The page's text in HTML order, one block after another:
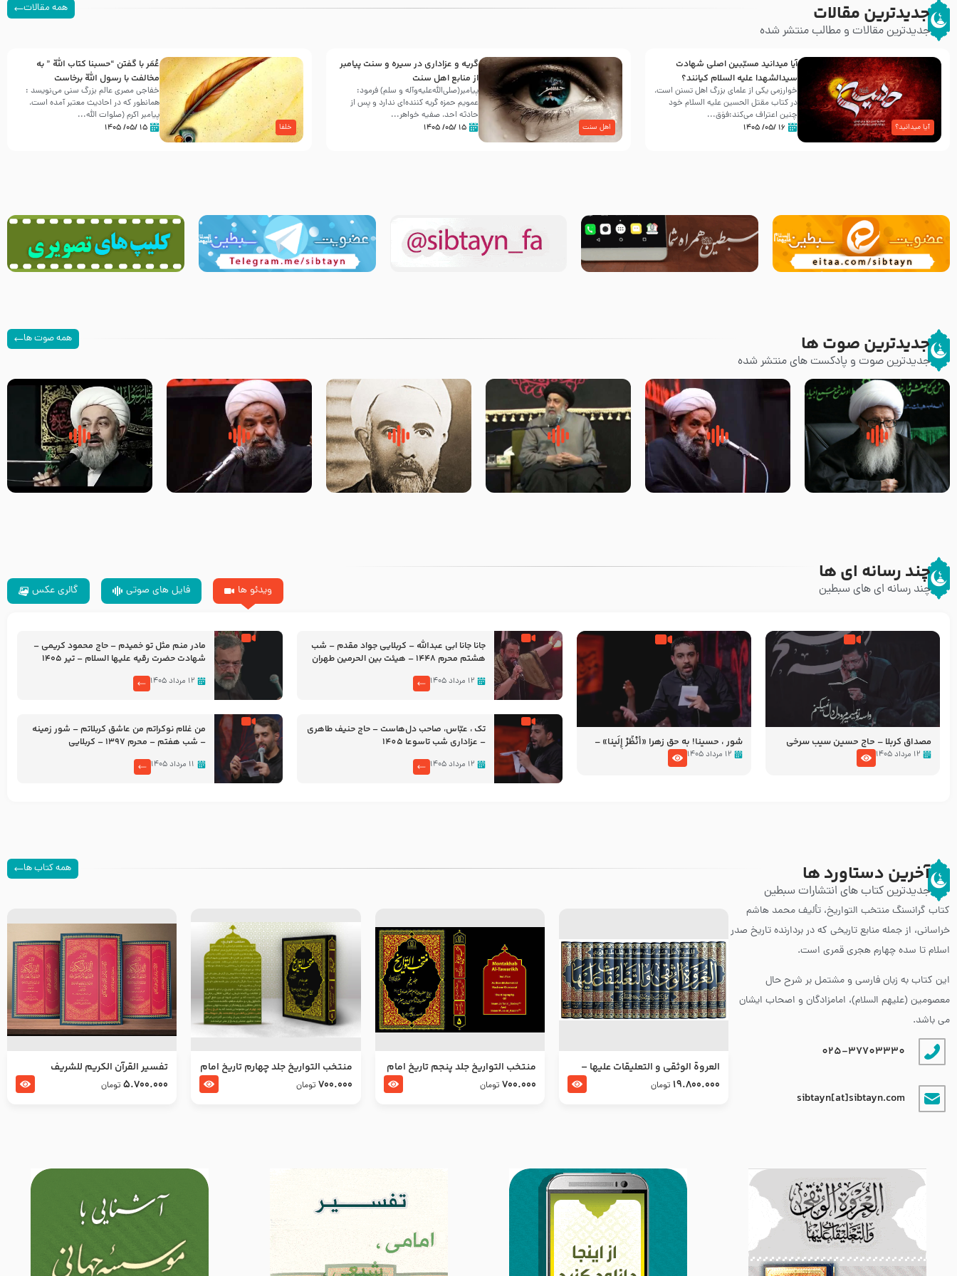
جدیدترین مقالات
جدیدترین مقالات و مطالب منتشر شده
همه مقالات
آیا میدانید؟
آیا میدانید مسبّبین اصلی شهادت
سیدالشهدا علیه ‌السلام کیانند؟
خوارزمی یکی از علمای بزرگ اهل تسنن است،
در کتاب مقتل الحسین علیه ‌السلام خود
چنین اعتراف می‌کند:فوَق...
۱۶ /۰۵/ ۱۴۰۵ اهل سنت
گریه و عزاداری در سیره و سنت پیامبر
از منابع اهل سنت
پیامبر(صلی‌الله‌علیه‌وآله و سلم) فرمود:
عمویم حمزه گریه کننده‌ای ندارد و پس از
حادثه احد، صفیه خواهر...
۱۵ /۰۵/ ۱۴۰۵ خلفا
عُمَر با گفتن “حسبنا كتاب اللّه ” به
مخالفت با رسول اللّه برخاست
خفاجی مصری عالم بزرگ سنی می‌نویسد :
همانطور که در احادیث معتبر آمده است،
پیامبر اکرم (صلوات اللّه...
۱۵ /۰۵/ ۱۴۰۵
جدیدترین صوت ها
جدیدترین صوت و پادکست های منتشر شده
همه صوت ها
زوّار اربعین امام حسین (علیه
السلام) با این اشتیاق به زیارت
روضه جانسوز پاره های جگر امام
حسن مجتبی علیه السلام-حجت
لقب حضرت رقیه سلام الله علیها
به چه معناست – حجت الاسلام
روضه‌ی مجلس یزید ملعون و
اسارت اهل‌بیت علیهم‌السلام –
سلام جوانی که امام حسین علیه
السلام خودش جوابش را دادند
زیارتی که اسباب رزق زیاد و عمر
طولانی است حجت السلام حسین
چند رسانه ای ها
چند رسانه ای های سبطین ویدئو ها فایل های صوتی گالری عکس
مصداق کربلا – حاج حسین سیب سرخی
۱۲ مرداد ۱۴۰۵
شور ، حسینا! به‌ حق زهرا «أُنْظُرْ إِلَینا» –
عزاداری شب هفتم ماه محرّم 1405
۱۲ مرداد ۱۴۰۵
جانا جانا ابی عبدالله – کربلایی جواد مقدم – شب
هشتم محرم 1448 – هیئت بین الحرمین طهران
۱۲ مرداد ۱۴۰۵
مادر منم مثل تو خمیدم – حاج محمود کریمی –
شهادت حضرت رقیه علیها السلام – تیر ۱۴۰۵
۱۲ مرداد ۱۴۰۵
تک ، عبّاس، صاحب دل‌هاست – حاج حنیف طاهری
– عزاداری شب تاسوعا 1405
۱۲ مرداد ۱۴۰۵
من غلام نوکراتم من عاشق کربلاتم – شور زمینه
– شب هفتم – محرم 1397 – کربلایی
۱۱ مرداد ۱۴۰۵
آخرین دستاورد ها
جدیدترین کتاب های انتشارات سبطین
همه کتاب ها
کتاب گرانسنگ منتخب التواريخ، تألیف محمد هاشم
خراسانی، از جمله منابع تاریخی که در بردارنده تاریخ صدر
اسلام تا سده چهارم هجری قمری است.
این کتاب به زبان فارسی و مشتمل بر شرح حال
معصومین (علیهم السلام)، امامزادگان و اصحاب ایشان
می باشد.
025-37703330
sibtayn[at]sibtayn.com
العروة الوثقى و التعليقات عليها –
طرح جدید
19.800.000 تومان
منتخب التواریخ جلد پنجم تاریخ امام
جعفر صادق و امام موسی بن جعفر
700.000 تومان
منتخب التواریخ جلد چهارم تاریخ امام
زین العابدین و امام محمد باقر
700.000 تومان
تفسير القرآن الكريم للشريف
المرتضي قدس سرّه
5.700.000 تومان